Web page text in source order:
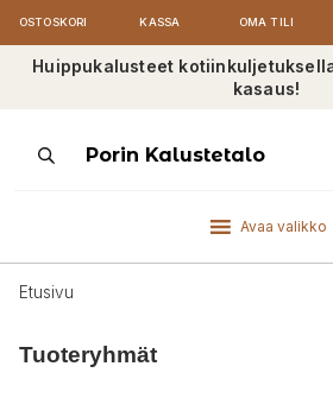
OSTOSKORI KASSA OMA TILI
Huippukalusteet
kasaus!
ProductsPorin Kalustetalo
Avaa valikko
Etusivu
Tuoteryhmät